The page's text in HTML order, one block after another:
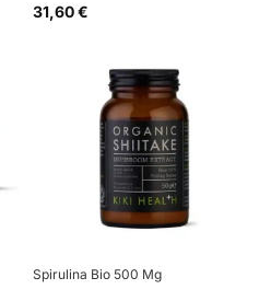
31,60 €
Spirulina Bio 500 Mg